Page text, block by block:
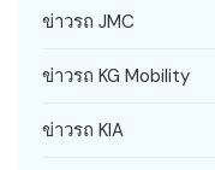
ข่าวรถ JMC
ข่าวรถ KG Mobility
ข่าวรถ KIA